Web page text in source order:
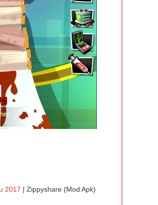
2017 | Zippyshare (Mod Apk)